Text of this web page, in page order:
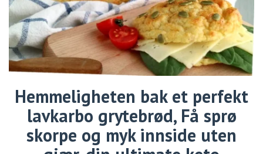
Hemmeligheten bak et perfekt
lavkarbo grytebrød, Få sprø
skorpe og myk innside uten